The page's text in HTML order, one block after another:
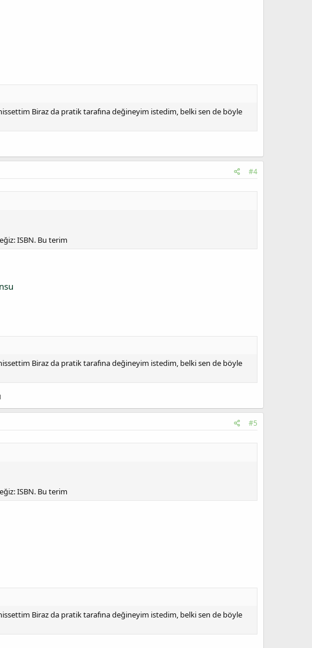
hissettim Biraz da pratik tarafına değineyim istedim, belki sen de böyle
#4
ISBN. Bu terim
hissettim Biraz da pratik tarafına değineyim istedim, belki sen de böyle
#5
ISBN. Bu terim
hissettim Biraz da pratik tarafına değineyim istedim, belki sen de böyle